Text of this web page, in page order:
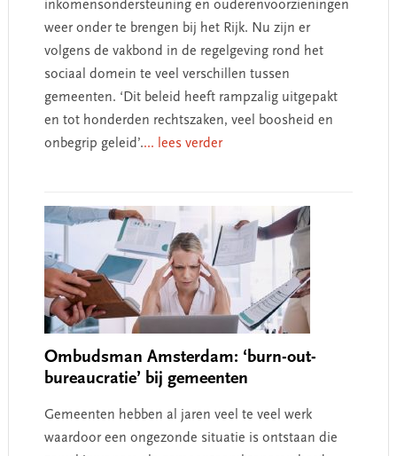
inkomensondersteuning en ouderenvoorzieningen
weer onder te brengen bij het Rijk. Nu zijn er
volgens de vakbond in de regelgeving rond het
sociaal domein te veel verschillen tussen
gemeenten. ‘Dit beleid heeft rampzalig uitgepakt
en tot honderden rechtszaken, veel boosheid en
onbegrip geleid’.... lees verder
Ombudsman Amsterdam: ‘burn-out-
bureaucratie’ bij gemeenten
Gemeenten hebben al jaren veel te veel werk
waardoor een ongezonde situatie is ontstaan die